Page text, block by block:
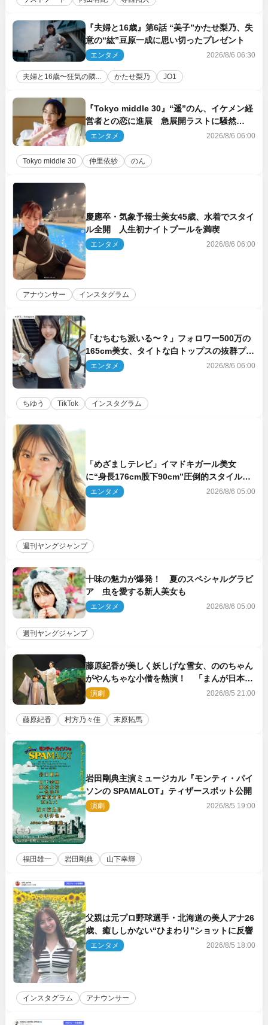
『夫婦と16歳』第6話 “美子”かたせ梨乃、失
意の“紘”豆原一成に思い切ったプレゼント
エンタメ 2026/8/6 06:30
夫婦と16歳〜狂気の隣... かたせ梨乃 JO1
『Tokyo middle 30』“遥”のん、イケメン経
営者との恋に進展 急展開ラストに騒然
「え…いきなり」「嫌な予感」
エンタメ 2026/8/6 06:00
Tokyo middle 30 仲里依紗 のん
慶應卒・気象予報士美女45歳、水着でスタイ
ル全開 人生初ナイトプールを満喫
エンタメ 2026/8/6 06:00
アナウンサー インスタグラム
「むちむち派いる〜？」フォロワー500万の
165cm美女、タイトな白トップスの抜群プロ
ポーションにネット衝撃
エンタメ 2026/8/6 06:00
ちゆう TikTok インスタグラム
「めざましテレビ」イマドキガール美女
に“身長176cm股下90cm”圧倒的スタイルの
美女も ヤンジャン最新号
エンタメ 2026/8/6 05:00
週刊ヤングジャンプ
十味の魅力が爆発！ 夏のスペシャルグラビ
ア 虫を愛する新人美女も
エンタメ 2026/8/6 05:00
週刊ヤングジャンプ
藤原紀香が美しく妖しげな雪女、ののちゃん
がやんちゃな小僧を熱演！ 「まんが日本昔
ばなし」劇場開幕
演劇 2026/8/5 21:00
藤原紀香 村方乃々佳 末原拓馬
岩田剛典主演ミュージカル『モンティ・パイ
ソンの SPAMALOT』ティザースポット公開
演劇 2026/8/5 19:00
福田雄一 岩田剛典 山下幸輝
父親は元プロ野球選手・北海道の美人アナ26
歳、癒ししかない“ひまわり”ショットに反響
エンタメ 2026/8/5 18:00
インスタグラム アナウンサー